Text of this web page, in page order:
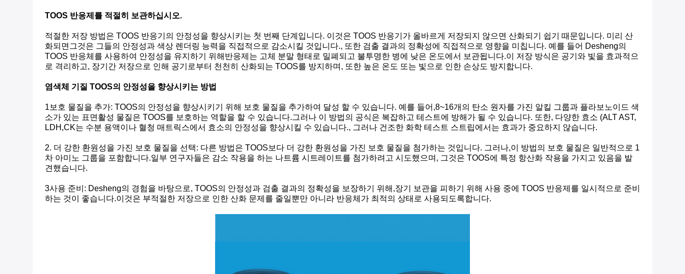
TOOS 반응제를 적절히 보관하십시오.
적절한 저장 방법은 TOOS 반응기의 안정성을 향상시키는 첫 번째 단계입니다. 이것은 TOOS 반응기가 올바르게 저장되지 않으면 산화되기 쉽기 때문입니다. 미리 산
화되면그것은 그들의 안정성과 색상 렌더링 능력을 직접적으로 감소시킬 것입니다., 또한 검출 결과의 정확성에 직접적으로 영향을 미칩니다. 예를 들어 Desheng의
TOOS 반응체를 사용하여 안정성을 유지하기 위해반응제는 고체 분말 형태로 밀폐되고 불투명한 병에 낮은 온도에서 보관됩니다.이 저장 방식은 공기와 빛을 효과적으
로 격리하고, 장기간 저장으로 인해 공기로부터 천천히 산화되는 TOOS를 방지하며, 또한 높은 온도 또는 빛으로 인한 손상도 방지합니다.
염색체 기질 TOOS의 안정성을 향상시키는 방법
1보호 물질을 추가: TOOS의 안정성을 향상시키기 위해 보호 물질을 추가하여 달성 할 수 있습니다. 예를 들어,8~16개의 탄소 원자를 가진 알킬 그룹과 플라보노이드 색
소가 있는 표면활성 물질은 TOOS를 보호하는 역할을 할 수 있습니다.그러나 이 방법의 공식은 복잡하고 테스트에 방해가 될 수 있습니다. 또한, 다양한 효소 (ALT AST,
LDH,CK는 수분 용액이나 혈청 매트릭스에서 효소의 안정성을 향상시킬 수 있습니다., 그러나 건조한 화학 테스트 스트립에서는 효과가 중요하지 않습니다.
2. 더 강한 환원성을 가진 보호 물질을 선택: 다른 방법은 TOOS보다 더 강한 환원성을 가진 보호 물질을 첨가하는 것입니다. 그러나,이 방법의 보호 물질은 일반적으로 1
차 아미노 그룹을 포함합니다.일부 연구자들은 감소 작용을 하는 나트륨 시트레이트를 첨가하려고 시도했으며, 그것은 TOOS에 특정 항산화 작용을 가지고 있음을 발
견했습니다.
3사용 준비: Desheng의 경험을 바탕으로, TOOS의 안정성과 검출 결과의 정확성을 보장하기 위해,장기 보관을 피하기 위해 사용 중에 TOOS 반응제를 일시적으로 준비
하는 것이 좋습니다.이것은 부적절한 저장으로 인한 산화 문제를 줄일뿐만 아니라 반응체가 최적의 상태로 사용되도록합니다.